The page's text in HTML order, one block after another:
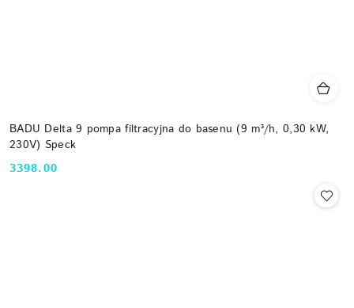
BADU Delta 9 pompa filtracyjna do basenu (9 m³/h, 0,30 kW,
230V) Speck
Cena:
3398.00